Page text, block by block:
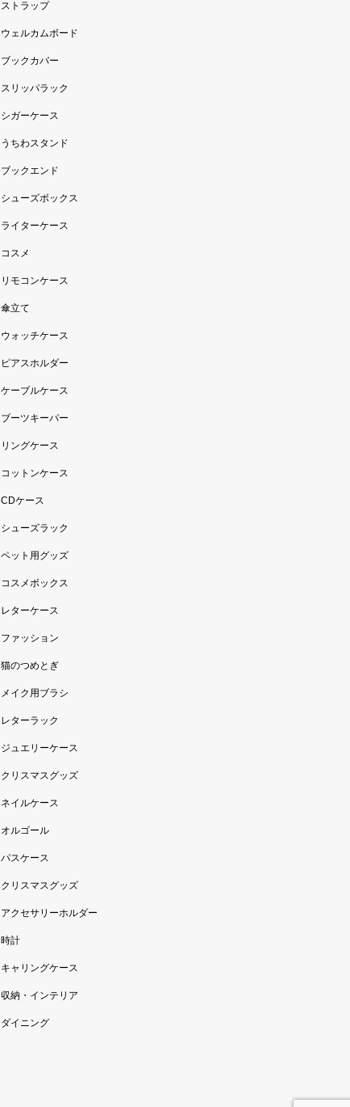
ストラップ
ウェルカムボード
ブックカバー
スリッパラック
シガーケース
うちわスタンド
ブックエンド
シューズボックス
ライターケース
コスメ
リモコンケース
傘立て
ウォッチケース
ピアスホルダー
ケーブルケース
ブーツキーパー
リングケース
コットンケース
CDケース
シューズラック
ペット用グッズ
コスメボックス
レターケース
ファッション
猫のつめとぎ
メイク用ブラシ
レターラック
ジュエリーケース
クリスマスグッズ
ネイルケース
オルゴール
パスケース
クリスマスグッズ
アクセサリーホルダー
時計
キャリングケース
収納・インテリア
ダイニング